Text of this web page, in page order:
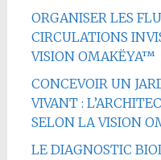
ORGANISER LES
CIRCULATIONS
VISION OMAKËYA™
CONCEVOIR UN
VIVANT :
SELON LA VISION
LE DIAGNOSTIC